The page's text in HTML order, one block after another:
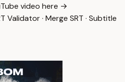
video here →
Validator· Merge SRT · Subtitle